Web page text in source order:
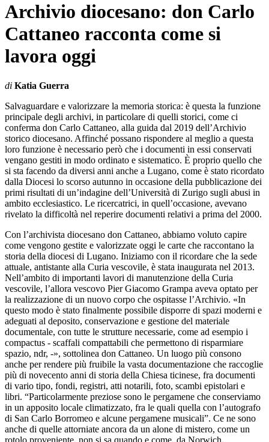
Archivio diocesano: don Carlo
Cattaneo racconta come si
lavora oggi
di Katia Guerra
Salvaguardare e valorizzare la memoria storica: è questa la funzione
principale degli archivi, in particolare di quelli storici, come ci
conferma don Carlo Cattaneo, alla guida dal 2019 dell’Archivio
storico diocesano. Affinché possano rispondere al meglio a questa
loro funzione è necessario però che i documenti in essi conservati
vengano gestiti in modo ordinato e sistematico. È proprio quello che
si sta facendo da diversi anni anche a Lugano, come è stato ricordato
dalla Diocesi lo scorso autunno in occasione della pubblicazione dei
primi risultati di un’indagine dell’Università di Zurigo sugli abusi in
ambito ecclesiastico. Le ricercatrici, in quell’occasione, avevano
rivelato la difficoltà nel reperire documenti relativi a prima del 2000.
Con l’archivista diocesano don Cattaneo, abbiamo voluto capire
come vengono gestite e valorizzate oggi le carte che raccontano la
storia della diocesi di Lugano. Iniziamo con il ricordare che la sede
attuale, antistante alla Curia vescovile, è stata inaugurata nel 2013.
Nell’ambito di importanti lavori di manutenzione della Curia
vescovile, l’allora vescovo Pier Giacomo Grampa aveva optato per
la realizzazione di un nuovo corpo che ospitasse l’Archivio. «In
questo modo è stato finalmente possibile disporre di spazi moderni e
adeguati al deposito, conservazione e gestione del materiale
documentale, con tutte le strutture necessarie, come ad esempio i
compactus - scaffali compattabili che permettono di risparmiare
spazio, ndr, -», sottolinea don Cattaneo. Un luogo più consono
anche per rendere più fruibile la vasta documentazione che raccoglie
più di novecento anni di storia della Chiesa ticinese, fra documenti
di vario tipo, fondi, registri, atti notarili, foto, scambi epistolari e
libri. “Particolarmente preziose sono le pergamene che conserviamo
in un apposito locale climatizzato, fra le quali quella con l’autografo
di San Carlo Borromeo e alcune pergamene musicali”. Ce ne sono
anche di quelle attorniate ancora da un alone di mistero, come un
rotolo proveniente, non si sa quando e come, da Norwich.